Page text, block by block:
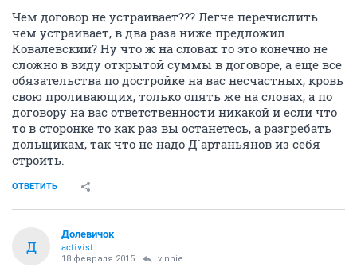
Чем договор не устраивает??? Легче перечислить
чем устраивает, в два раза ниже предложил
Ковалевский? Ну что ж на словах то это конечно не
сложно в виду открытой суммы в договоре, а еще все
обязательства по достройке на вас несчастных, кровь
свою проливающих, только опять же на словах, а по
договору на вас ответственности никакой и если что
то в сторонке то как раз вы останетесь, а разгребать
дольщикам, так что не надо Д`артаньянов из себя
строить.
ОТВЕТИТЬ
Д
Долевичок
activist
18 февраля 2015 vinnie